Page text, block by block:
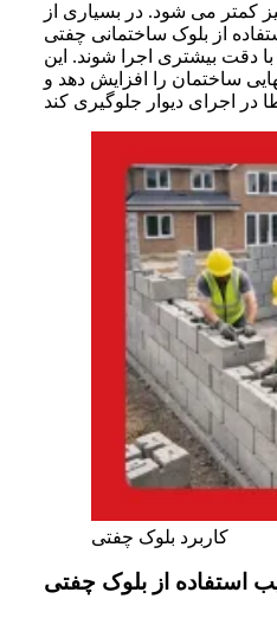
کمتر می شود. در بسیاری از
از بلوک ساختمانی چفتی
دقت بیشتری اجرا شوند. این
ساختمان را افزایش دهد و
کاربرد بلوک چفتی
استفاده از بلوک چفتی